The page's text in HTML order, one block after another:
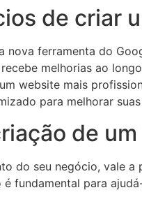
de criar
nova ferramenta do
melhorias ao
website mais
para melhorar
de
do seu negócio, vale
fundamental para